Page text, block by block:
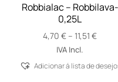
Robbialac – Robbilava-
0,25L
4,70€ – 11,51€Price
IVA Incl.
Adicionar á lista de